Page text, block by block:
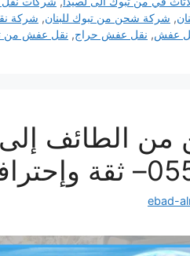
, شركة شحن من تبوك للبنان, شركة
عفش, نقل عفش حراج, نقل عفش من
الطائف إلى
شحنة
ebad-